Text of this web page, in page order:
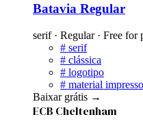
Batavia Regular
serif · Regular · Free for
# serif
# clássica
# logotipo
# material impresso
Baixar grátis →
ECB Cheltenham